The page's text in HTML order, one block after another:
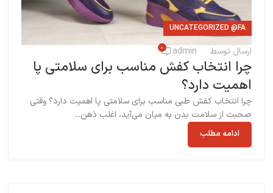
UNCATEGORIZED @FA
ارسال توسط admin
0
چرا انتخاب کفش مناسب برای سلامتی پا
اهمیت دارد؟
چرا انتخاب کفش طبی مناسب برای سلامتی پا اهمیت دارد؟ وقتی
صحبت از سلامت بدن به میان می‌آید، اغلب ذهن...
ادامه مطلب